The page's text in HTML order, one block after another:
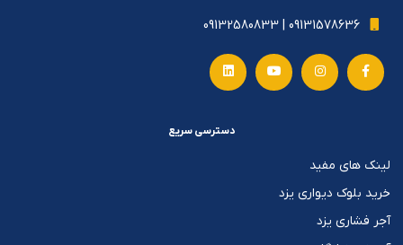
09131578636 | 09132580833
دسترسی سریع
لینک های مفید
خرید بلوک دیواری یزد
آجر فشاری یزد